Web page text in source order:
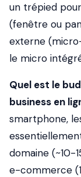
un trépied
(fenêtre ou
externe
le micro
Quel est le
business en
smartphone,
domaine
e-commerce